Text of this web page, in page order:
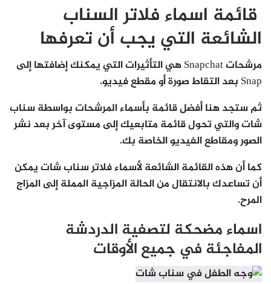
قائمة اسماء فلاتر السناب
الشائعة التي يجب أن تعرفها
مرشحات Snapchat هي التأثيرات التي يمكنك إضافتها إلى
Snap بعد التقاط صورة أو مقطع فيديو.
ثم ستجد هنا أفضل قائمة بأسماء المرشحات بواسطة سناب
شات والتي تحول قائمة متابعيك إلى مستوى آخر بعد نشر
الصور ومقاطع الفيديو الخاصة بك.
كما أن هذه القائمة الشائعة لأسماء فلاتر سناب شات يمكن
أن تساعدك بالانتقال من الحالة المزاجية المملة إلى المزاج
المرح.
اسماء مضحكة لتصفية الدردشة
المفاجئة في جميع الأوقات